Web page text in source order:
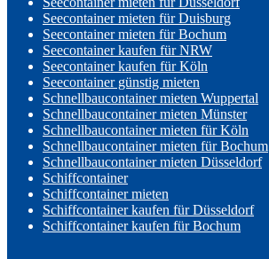
Seecontainer mieten für Duisburg
Seecontainer mieten für Bochum
Seecontainer kaufen für NRW
Seecontainer kaufen für Köln
Seecontainer günstig mieten
Schnellbaucontainer mieten Wuppertal
Schnellbaucontainer mieten Münster
Schnellbaucontainer mieten für Köln
Schnellbaucontainer mieten für Bochum
Schnellbaucontainer mieten Düsseldorf
Schiffcontainer
Schiffcontainer mieten
Schiffcontainer kaufen für Düsseldorf
Schiffcontainer kaufen für Bochum